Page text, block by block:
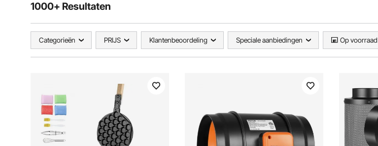
1000+ Resultaten
Categorieën PRIJS Klantenbeoordeling Speciale aanbiedingen Op voorraad